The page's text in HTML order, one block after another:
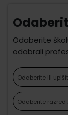
Odaberite
odabrali
Odaberite ili
Odaberite razred